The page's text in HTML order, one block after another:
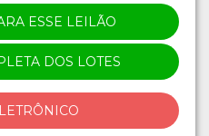
ESSE LEILÃO
DOS LOTES